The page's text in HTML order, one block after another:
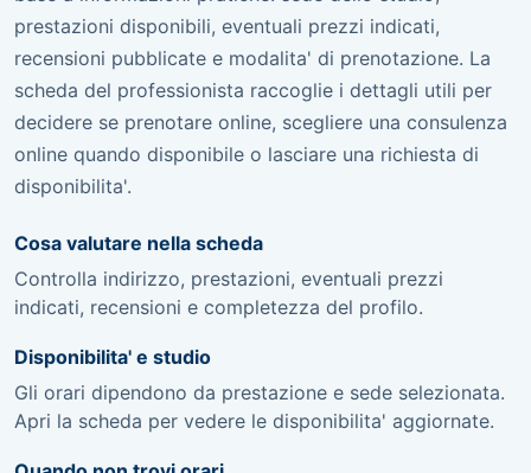
prestazioni disponibili, eventuali prezzi indicati,
recensioni pubblicate e modalita' di prenotazione. La
scheda del professionista raccoglie i dettagli utili per
decidere se prenotare online, scegliere una consulenza
online quando disponibile o lasciare una richiesta di
disponibilita'.
Cosa valutare nella scheda
Controlla indirizzo, prestazioni, eventuali prezzi
indicati, recensioni e completezza del profilo.
Disponibilita' e studio
Gli orari dipendono da prestazione e sede selezionata.
Apri la scheda per vedere le disponibilita' aggiornate.